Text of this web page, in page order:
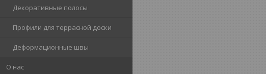
Декоративные полосы
Профили для террасной доски
Деформационные швы
О нас